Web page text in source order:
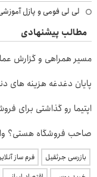
لی لی فومی و پازل
مطالب پیشنهادی
مسیر همراهی و گزارش
پایان دغدغه هزینه های
اپتیما رو گذاشتی برای فروش ؟ با
صاحب فروشگاه هستی؟ وام تا ۳ میلیارد
بازرسی جرثقیل فرم ساز